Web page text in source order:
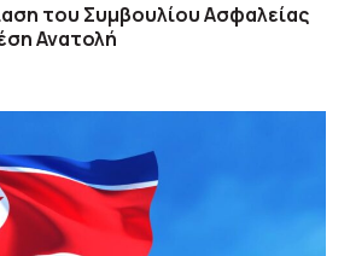
του Συμβουλίου Ασφαλείας
Ανατολή